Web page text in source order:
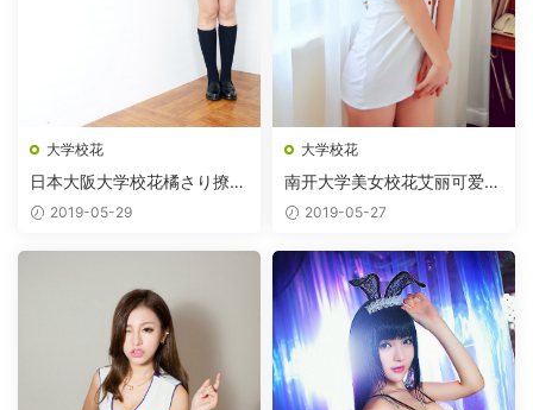
大学校花
日本大阪大学校花橘さり撩裙
制服2019-05-29
大学校花
南开大学美女校花艾丽可爱护
士装2019-05-27